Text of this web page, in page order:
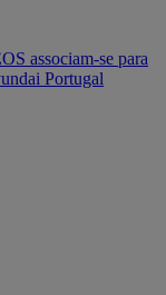
associam-se para
Portugal